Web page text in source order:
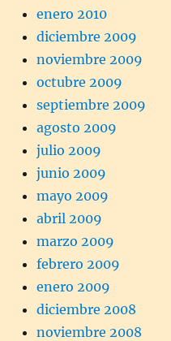
enero 2010
diciembre 2009
noviembre 2009
octubre 2009
septiembre 2009
agosto 2009
julio 2009
junio 2009
mayo 2009
abril 2009
marzo 2009
febrero 2009
enero 2009
diciembre 2008
noviembre 2008